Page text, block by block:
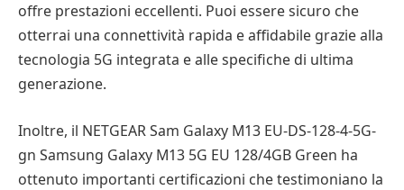
offre prestazioni eccellenti. Puoi essere sicuro che
otterrai una connettività rapida e affidabile grazie alla
tecnologia 5G integrata e alle specifiche di ultima
generazione.
Inoltre, il NETGEAR Sam Galaxy M13 EU-DS-128-4-5G-
gn Samsung Galaxy M13 5G EU 128/4GB Green ha
ottenuto importanti certificazioni che testimoniano la